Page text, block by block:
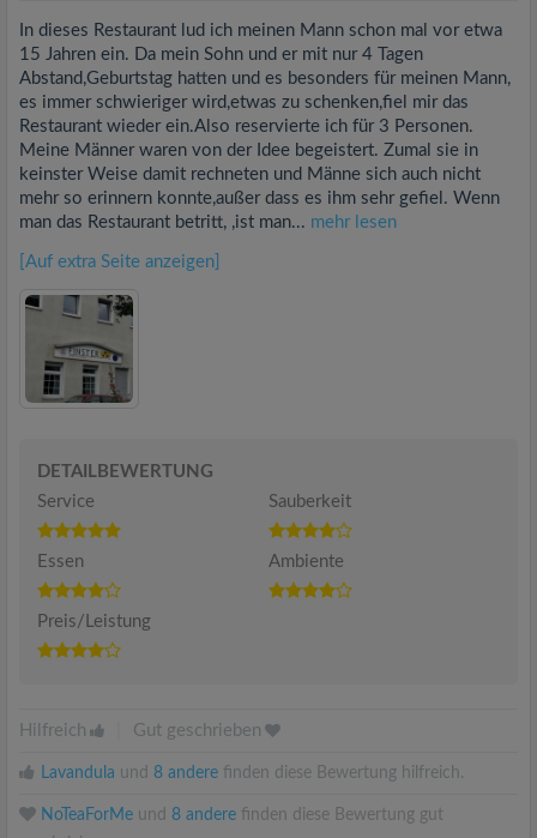
In dieses Restaurant lud ich meinen Mann schon mal vor etwa
15 Jahren ein. Da mein Sohn und er mit nur 4 Tagen
Abstand,Geburtstag hatten und es besonders für meinen Mann,
es immer schwieriger wird,etwas zu schenken,fiel mir das
Restaurant wieder ein.Also reservierte ich für 3 Personen.
Meine Männer waren von der Idee begeistert. Zumal sie in
keinster Weise damit rechneten und Männe sich auch nicht
mehr so erinnern konnte,außer dass es ihm sehr gefiel. Wenn
man das Restaurant betritt, ,ist man... mehr lesen
[Auf extra Seite anzeigen]
DETAILBEWERTUNG
Service
Sauberkeit
Essen Ambiente
Preis/Leistung
Hilfreich Gut geschrieben
Lavandula und 8 andere finden diese Bewertung hilfreich.
NoTeaForMe und 8 andere finden diese Bewertung gut